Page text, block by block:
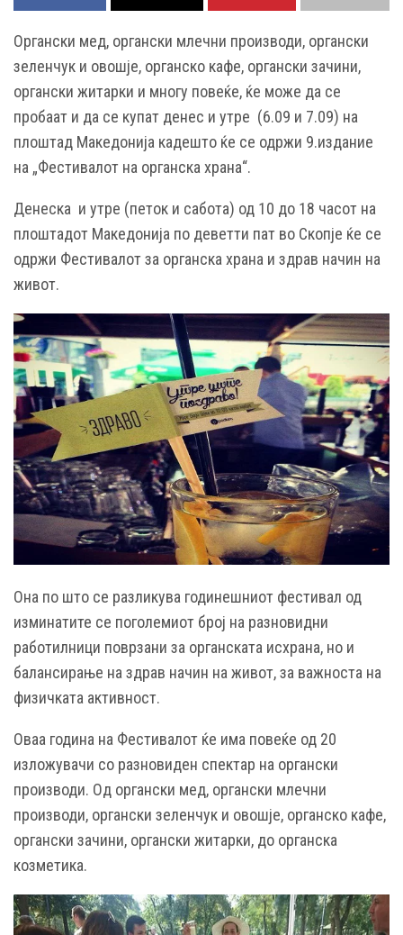
Органски мед, органски млечни производи, органски
зеленчук и овошје, органско кафе, органски зачини,
органски житарки и многу повеќе, ќе може да се
пробаат и да се купат денес и утре (6.09 и 7.09) на
плоштад Македонија кадешто ќе се одржи 9.издание
на „Фестивалот на органска храна“.
Денеска и утре (петок и сабота) од 10 до 18 часот на
плоштадот Македонија по деветти пат во Скопје ќе се
одржи Фестивалот за органска храна и здрав начин на
живот.
Она по што се разликува годинешниот фестивал од
изминатите се поголемиот број на разновидни
работилници поврзани за органската исхрана, но и
балансирање на здрав начин на живот, за важноста на
физичката активност.
Оваа година на Фестивалот ќе има повеќе од 20
изложувачи со разновиден спектар на органски
производи. Од органски мед, органски млечни
производи, органски зеленчук и овошје, органско кафе,
органски зачини, органски житарки, до органска
козметика.